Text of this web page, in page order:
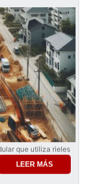
que utiliza rieles
LEER MÁS